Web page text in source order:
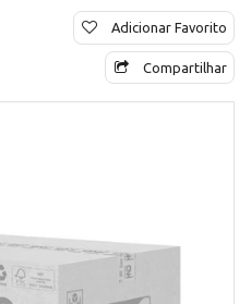
Adicionar Favorito
Compartilhar